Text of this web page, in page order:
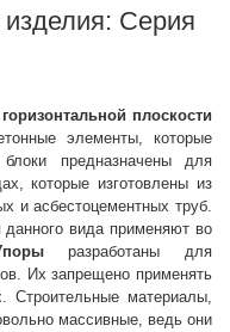
изделия: Серия
плоскости
элементы, которые
предназначены для
которые изготовлены из
и асбестоцементных труб.
данного вида применяют во
разработаны для
Их запрещено применять
Строительные материалы,
массивные, ведь они